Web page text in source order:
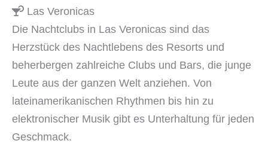
Las Veronicas
Die Nachtclubs in Las Veronicas sind das
Herzstück des Nachtlebens des Resorts und
beherbergen zahlreiche Clubs und Bars, die junge
Leute aus der ganzen Welt anziehen. Von
lateinamerikanischen Rhythmen bis hin zu
elektronischer Musik gibt es Unterhaltung für jeden
Geschmack.